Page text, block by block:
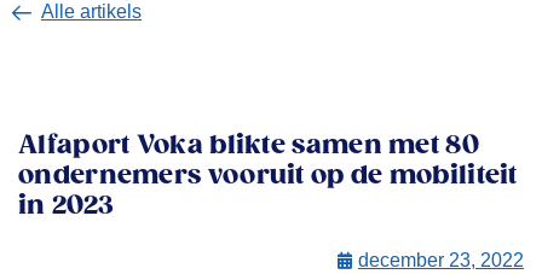
Alle artikels
Alfaport Voka blikte samen met 80
ondernemers vooruit op de mobiliteit
in 2023
december 23, 2022